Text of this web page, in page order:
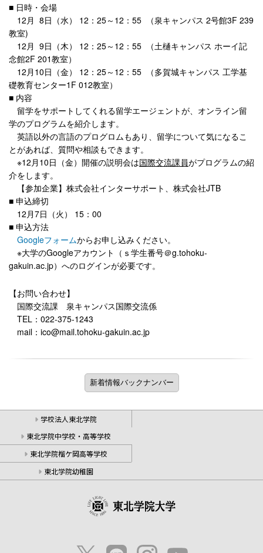
■ 日時・会場
12月 8日（水） 12：25～12：55 （泉キャンパス 2号館3F 239
教室)
12月 9日（木） 12：25～12：55 （土樋キャンパス ホーイ記
念館2F 201教室）
12月10日（金） 12：25～12：55 （多賀城キャンパス 工学基
礎教育センター1F 012教室）
■ 内容
留学をサポートしてくれる留学エージェントが、オンライン留
学のプログラムを紹介します。
英語以外の言語のプログロムもあり、留学について気になるこ
とがあれば、質問や相談もできます。
※12月10日（金）開催の説明会は国際交流課員がプログラムの紹
介をします。
【参加企業】株式会社インターサポート、株式会社JTB
■ 申込締切
12月7日（火） 15：00
■ 申込方法
Googleフォームからお申し込みください。
※大学のGoogleアカウント（ｓ学生番号＠g.tohoku-
gakuin.ac.jp）へのログインが必要です。
【お問い合わせ】
国際交流課 泉キャンパス国際交流係
TEL：022-375-1243
mail：ico@mail.tohoku-gakuin.ac.jp
学校法人東北学院
東北学院中学校・高等学校
東北学院榴ケ岡高等学校
東北学院幼稚園